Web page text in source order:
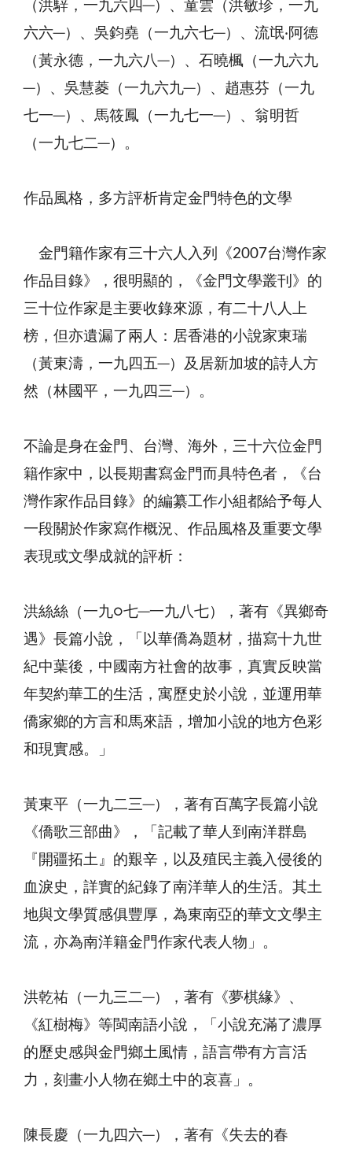
（洪騂，一九六四─）、童雲（洪敏珍，一九
六六─）、吳鈞堯（一九六七─）、流氓‧阿德
（黃永德，一九六八─）、石曉楓（一九六九
─）、吳慧菱（一九六九─）、趙惠芬（一九
七一─）、馬筱鳳（一九七一─）、翁明哲
（一九七二─）。
作品風格，多方評析肯定金門特色的文學
金門籍作家有三十六人入列《2007台灣作家
作品目錄》，很明顯的，《金門文學叢刊》的
三十位作家是主要收錄來源，有二十八人上
榜，但亦遺漏了兩人：居香港的小說家東瑞
（黃東濤，一九四五─）及居新加坡的詩人方
然（林國平，一九四三─）。
不論是身在金門、台灣、海外，三十六位金門
籍作家中，以長期書寫金門而具特色者，《台
灣作家作品目錄》的編纂工作小組都給予每人
一段關於作家寫作概況、作品風格及重要文學
表現或文學成就的評析：
洪絲絲（一九○七─一九八七），著有《異鄉奇
遇》長篇小說，「以華僑為題材，描寫十九世
紀中葉後，中國南方社會的故事，真實反映當
年契約華工的生活，寓歷史於小說，並運用華
僑家鄉的方言和馬來語，增加小說的地方色彩
和現實感。」
黃東平（一九二三─），著有百萬字長篇小說
《僑歌三部曲》，「記載了華人到南洋群島
『開疆拓土』的艱辛，以及殖民主義入侵後的
血淚史，詳實的紀錄了南洋華人的生活。其土
地與文學質感俱豐厚，為東南亞的華文文學主
流，亦為南洋籍金門作家代表人物」。
洪乾祐（一九三二─），著有《夢棋緣》、
《紅樹梅》等閩南語小說，「小說充滿了濃厚
的歷史感與金門鄉土風情，語言帶有方言活
力，刻畫小人物在鄉土中的哀喜」。
陳長慶（一九四六─），著有《失去的春